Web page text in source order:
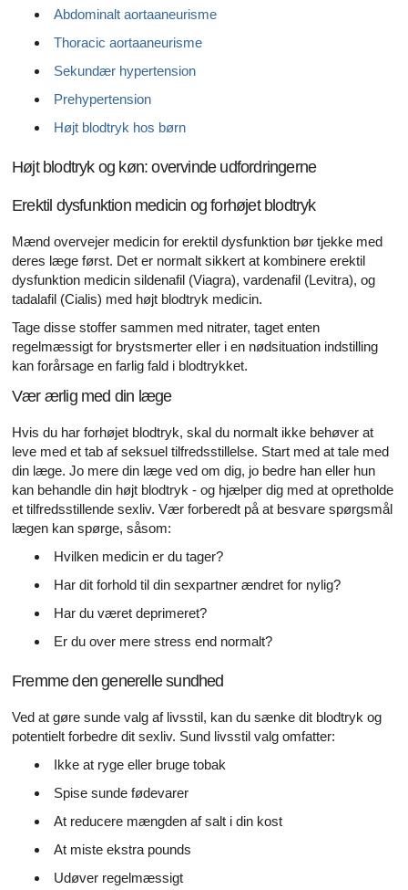
Abdominalt aortaaneurisme
Thoracic aortaaneurisme
Sekundær hypertension
Prehypertension
Højt blodtryk hos børn
Højt blodtryk og køn: overvinde udfordringerne
Erektil dysfunktion medicin og forhøjet blodtryk
Mænd overvejer medicin for erektil dysfunktion bør tjekke med
deres læge først. Det er normalt sikkert at kombinere erektil
dysfunktion medicin sildenafil (Viagra), vardenafil (Levitra), og
tadalafil (Cialis) med højt blodtryk medicin.
Tage disse stoffer sammen med nitrater, taget enten
regelmæssigt for brystsmerter eller i en nødsituation indstilling
kan forårsage en farlig fald i blodtrykket.
Vær ærlig med din læge
Hvis du har forhøjet blodtryk, skal du normalt ikke behøver at
leve med et tab af seksuel tilfredsstillelse. Start med at tale med
din læge. Jo mere din læge ved om dig, jo bedre han eller hun
kan behandle din højt blodtryk - og hjælper dig med at opretholde
et tilfredsstillende sexliv. Vær forberedt på at besvare spørgsmål
lægen kan spørge, såsom:
Hvilken medicin er du tager?
Har dit forhold til din sexpartner ændret for nylig?
Har du været deprimeret?
Er du over mere stress end normalt?
Fremme den generelle sundhed
Ved at gøre sunde valg af livsstil, kan du sænke dit blodtryk og
potentielt forbedre dit sexliv. Sund livsstil valg omfatter:
Ikke at ryge eller bruge tobak
Spise sunde fødevarer
At reducere mængden af ​​salt i din kost
At miste ekstra pounds
Udøver regelmæssigt